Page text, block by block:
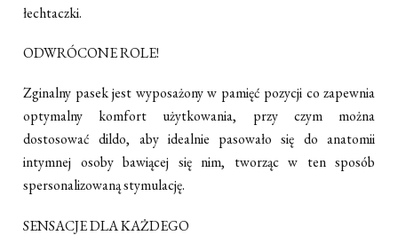
łechtaczki.
ODWRÓCONE ROLE!
Zginalny pasek jest wyposażony w pamięć pozycji co zapewnia
optymalny komfort użytkowania, przy czym można
dostosować dildo, aby idealnie pasowało się do anatomii
intymnej osoby bawiącej się nim, tworząc w ten sposób
spersonalizowaną stymulację.
SENSACJE DLA KAŻDEGO